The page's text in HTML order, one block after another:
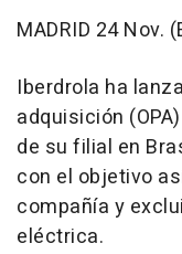
MADRID 24 Nov.
Iberdrola ha
adquisición
de su filial en
con el objetivo
compañía y
eléctrica.